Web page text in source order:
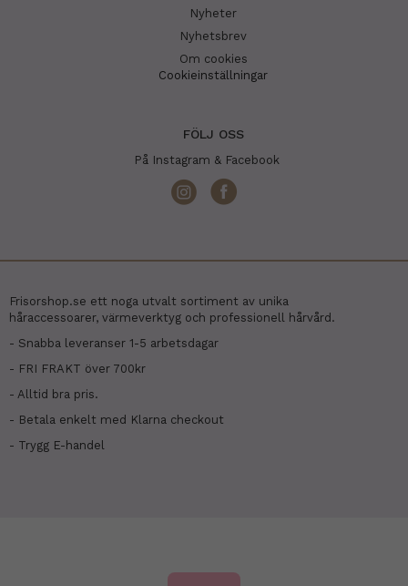
Nyheter
Nyhetsbrev
Om cookies
Cookieinställningar
FÖLJ OSS
På Instagram & Facebook
Frisorshop.se ett noga utvalt sortiment av unika
håraccessoarer, värmeverktyg och professionell hårvård.
- Snabba leveranser 1-5 arbetsdagar
- FRI FRAKT över 700kr
- Alltid bra pris.
- Betala enkelt med Klarna checkout
- Trygg E-handel